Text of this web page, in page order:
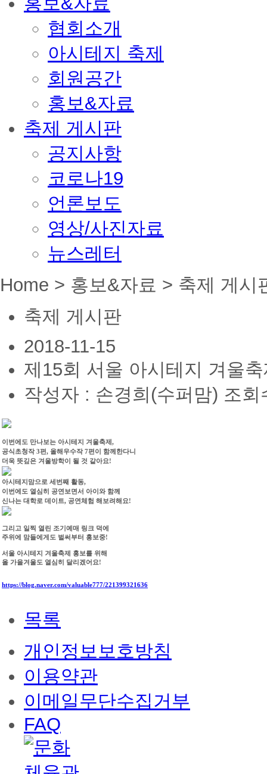
협회소개
아시테지 축제
회원공간
홍보&자료
축제 게시판
공지사항
코로나19
언론보도
영상/사진자료
뉴스레터
Home > 홍보&자료 > 축제 게시
축제 게시판
2018-11-15
제15회 서울 아시테지 겨울
작성자 : 손경희(수퍼맘) 조회
이번에도 만나보는 아시테지 겨울축제,
공식초청작 3편, 올해우수작 7편이 함께한다니
더욱 뜻깊은 겨울방학이 될 것 같아요!
아시테지맘으로 세번째 활동,
이번에도 열심히 공연보면서 아이와 함께
신나는 대학로 데이트, 공연체험 해보려해요!
그리고 일찍 열린 조기예매 링크 덕에
주위에 맘들에게도 벌써부터 홍보중!
서울 아시테지 겨울축제 홍보를 위해
올 가을겨울도 열심히 달리겠어요!
https://blog.naver.com/valuable777/221399321636
목록
개인정보보호방침
이용약관
이메일무단수집거부
FAQ